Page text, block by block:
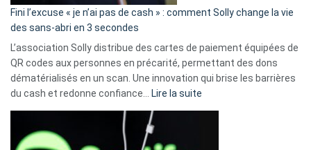
Fini l’excuse « je n’ai pas de cash » : comment Solly change la vie
des sans-abri en 3 secondes
L’association Solly distribue des cartes de paiement équipées de
QR codes aux personnes en précarité, permettant des dons
dématérialisés en un scan. Une innovation qui brise les barrières
du cash et redonne confiance…
Lire la suite